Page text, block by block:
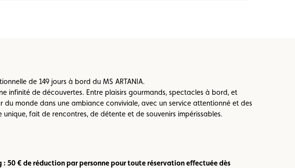
de 149 jours à bord du MS ARTANIA.
infinité de découvertes. Entre plaisirs gourmands, spectacles à bord, et
du monde dans une ambiance conviviale, avec un service attentionné et des
unique, fait de rencontres, de détente et de souvenirs impérissables.
: 50 € de réduction par personne pour toute réservation effectuée dès